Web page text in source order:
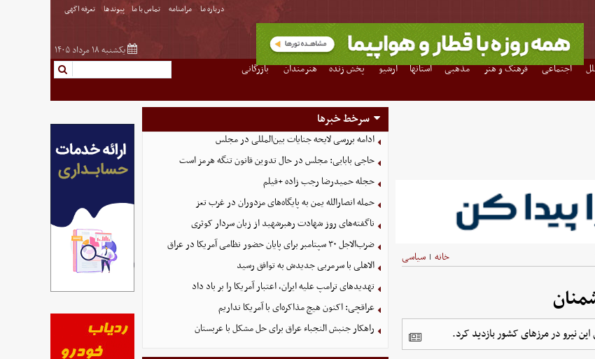
درباره ما مرامنامه تماس با ما پیوندها تعرفه اگهی
یکشنبه ۱۸ مرداد ۱۴۰۵
اجتماعی فرهنگ و هنر مذهبی استانها آرشیو پخش زنده هنرمندان
بازرگانی
خانه | سیاسی
نیرو در مرزهای کشور بازدید کرد.
سرخط خبرها
ادامه بررسی لایحه جنایات بین‌المللی در مجلس
حاجی بابایی: مجلس در حال تدوین قانون تنگه هرمز است
حجله حمیدرضا رجب زاده +فیلم
حمله انصارالله یمن به پایگاه‌های مزدوران در غرب تعز
ناگفته‌های روز شهادت رهبرشهید از زبان سردار کوثری
ضرب‌الاجل ۳۰ سپتامبر برای پایان حضور نظامی آمریکا در عراق
الاهلی با سرمربی جدیدش به توافق رسید
تهدیدهای ترامپ علیه ایران، اعتبار آمریکا را بر باد داد
عراقچی: اکنون هیچ مذاکره‌ای با آمریکا نداریم
راهکار جنبش النجباء عراق برای حل مشکل با عربستان